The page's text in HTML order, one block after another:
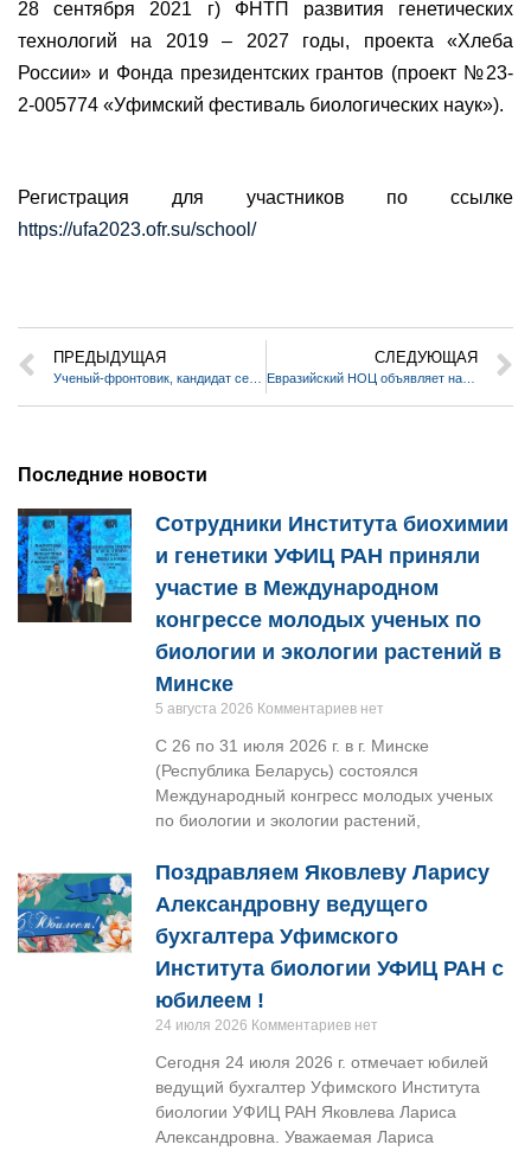
28 сентября 2021 г) ФНТП развития генетических
технологий на 2019 – 2027 годы, проекта «Хлеба
России» и Фонда президентских грантов (проект №23-
2-005774 «Уфимский фестиваль биологических наук»).
Регистрация для участников по ссылке
https://ufa2023.ofr.su/school/
ПРЕДЫДУЩАЯ СЛЕДУЮЩАЯ
Евразийский НОЦ объявляет набор слушателей на программу ДПО «Английский язык для академических целей»
Последние новости
Сотрудники Института биохимии
и генетики УФИЦ РАН приняли
участие в Международном
конгрессе молодых ученых по
биологии и экологии растений в
Минске
5 августа 2026 Комментариев нет
С 26 по 31 июля 2026 г. в г. Минске
(Республика Беларусь) состоялся
Международный конгресс молодых ученых
по биологии и экологии растений,
Поздравляем Яковлеву Ларису
Александровну ведущего
бухгалтера Уфимского
Института биологии УФИЦ РАН с
юбилеем !
24 июля 2026 Комментариев нет
Сегодня 24 июля 2026 г. отмечает юбилей
ведущий бухгалтер Уфимского Института
биологии УФИЦ РАН Яковлева Лариса
Александровна. Уважаемая Лариса